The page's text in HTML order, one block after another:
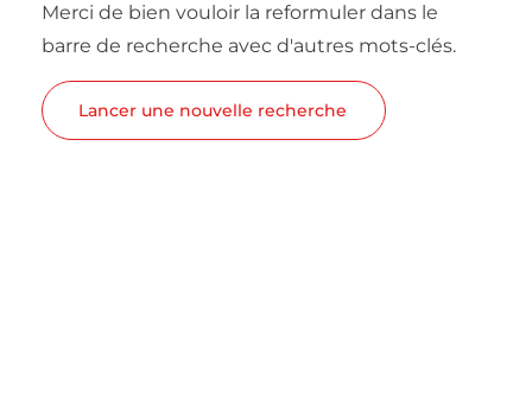
Merci de bien vouloir la reformuler dans le
barre de recherche avec d'autres mots-clés.
Lancer une nouvelle recherche